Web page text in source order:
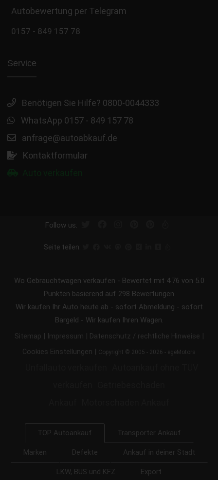
Autobewertung per Telegram
0157 - 849 157 78
Service
Benötigen Sie Hilfe? 0800-0044333
WhatsApp 0157 - 849 157 78
anfrage@autoabkauf.de
Kontaktformular
Follow us:
Seite teilen:
Wo Gebrauchtwagen verkaufen - Bewertet mit 4.76 von 5.0
Punkten basierend auf 298 Bewertungen
Wir kaufen Ihr Auto heute ab - sofort Abmeldung - sofort
Bargeld - Wir kaufen Ihren Wagen.
Sitemap | Impressum | Datenschutz / rechtliche Hinweise |
Cookies Einstellungen | Copyright © 2005 - 2026 - egeMotors
TOP Autoankauf Transporter Ankauf
Marken Defekte Ankauf in deiner Stadt
LKW, BUS und KFZ Export